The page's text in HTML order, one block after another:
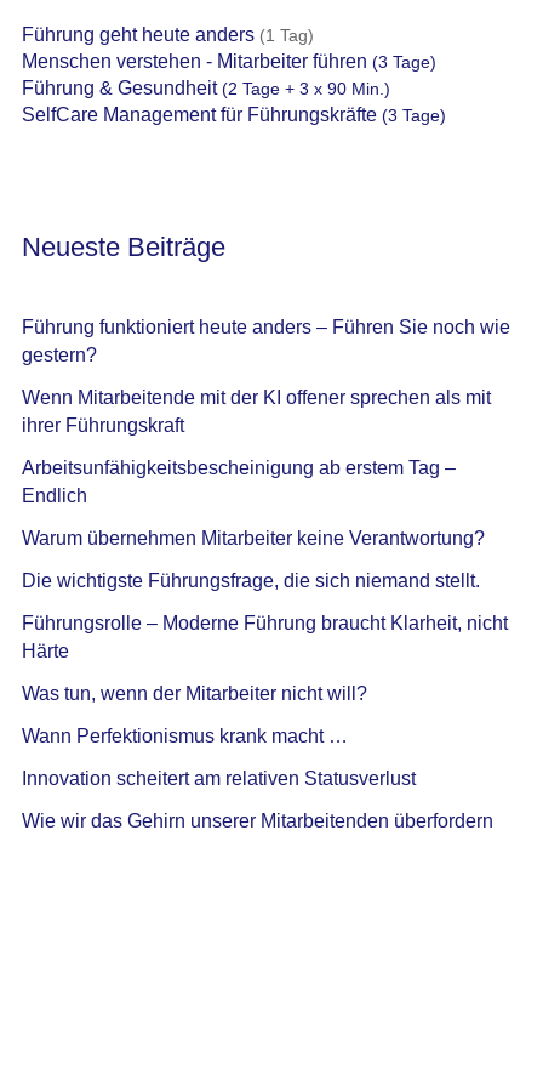
Führung geht heute anders(1 Tag)
Menschen verstehen - Mitarbeiter führen (3 Tage)
Führung & Gesundheit(2 Tage + 3 x 90 Min.)
SelfCare Management für Führungskräfte(3 Tage)
Neueste Beiträge
Führung funktioniert heute anders – Führen Sie noch wie
gestern?
Wenn Mitarbeitende mit der KI offener sprechen als mit
ihrer Führungskraft
Arbeitsunfähigkeitsbescheinigung ab erstem Tag –
Endlich
Warum übernehmen Mitarbeiter keine Verantwortung?
Die wichtigste Führungsfrage, die sich niemand stellt.
Führungsrolle – Moderne Führung braucht Klarheit, nicht
Härte
Was tun, wenn der Mitarbeiter nicht will?
Wann Perfektionismus krank macht …
Innovation scheitert am relativen Statusverlust
Wie wir das Gehirn unserer Mitarbeitenden überfordern